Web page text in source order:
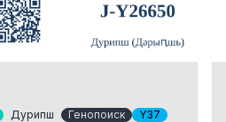
Дурипш Генопоиск
Y37